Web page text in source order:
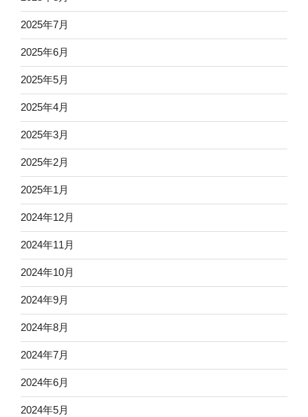
2025年7月
2025年6月
2025年5月
2025年4月
2025年3月
2025年2月
2025年1月
2024年12月
2024年11月
2024年10月
2024年9月
2024年8月
2024年7月
2024年6月
2024年5月